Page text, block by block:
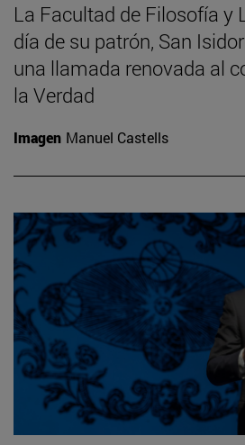
La Facultad de Filosofía y
día de su patrón, San
una llamada renovada al
la Verdad
Imagen Manuel Castells